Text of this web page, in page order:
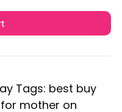
Tags: best buy
mother on